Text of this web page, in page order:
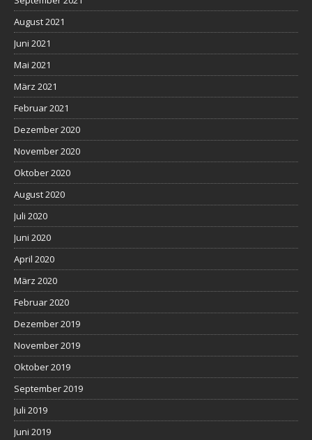
August 2021
Juni 2021
Mai 2021
März 2021
Februar 2021
Dezember 2020
November 2020
Oktober 2020
August 2020
Juli 2020
Juni 2020
April 2020
März 2020
Februar 2020
Dezember 2019
November 2019
Oktober 2019
September 2019
Juli 2019
Juni 2019